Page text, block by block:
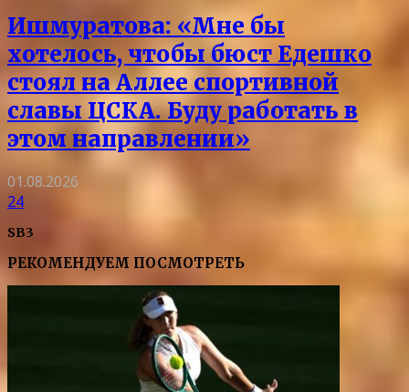
Ишмуратова: «Мне бы
хотелось, чтобы бюст Едешко
стоял на Аллее спортивной
славы ЦСКА. Буду работать в
этом направлении»
01.08.2026
24
SB3
РЕКОМЕНДУЕМ ПОСМОТРЕТЬ